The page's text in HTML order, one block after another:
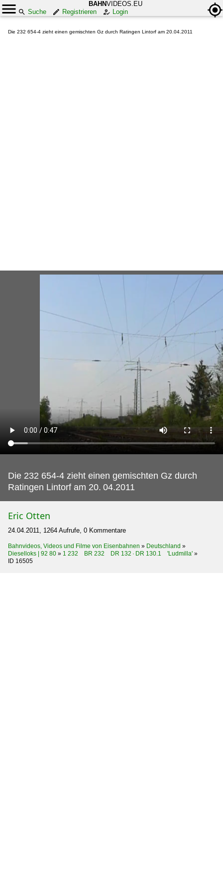
BAHNVIDEOS.EU
Suche
Registrieren Login
Die 232 654-4 zieht einen gemischten Gz durch Ratingen Lintorf am 20.04.2011
Die 232 654-4 zieht einen gemischten Gz durch
Ratingen Lintorf am 20. 04.2011
Eric Otten
24.04.2011, 1264 Aufrufe, 0 Kommentare
Bahnvideos, Videos und Filme von Eisenbahnen » Deutschland »
Dieselloks | 92 80 » 1 232 BR 232 DR 132 · DR 130.1 'Ludmilla' »
ID 16505